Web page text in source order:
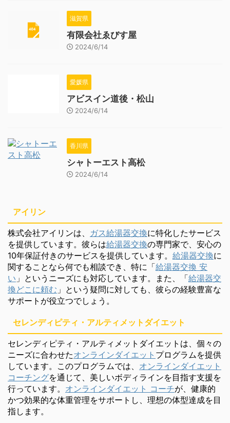
滋賀県
有限会社ゑびす屋
2024/6/14
愛媛県
アビスイン道後・松山
2024/6/14
香川県
シャトーエスト高松
2024/6/14
アイリン
株式会社アイリンは、 ガス給湯器交換に特化したサービス
を提供しています。彼らは給湯器交換の専門家で、安心の
10年保証付きのサービスを提供しています。 給湯器交換に
関することなら何でも相談でき、特に「給湯器交換 安
い 」というニーズにも対応しています。また、「給湯器交
換どこに頼む 」という疑問に対しても、彼らの経験豊富な
サポートが役立つでしょう。
セレンディピティ・アルティメットダイエット
セレンディピティ・アルティメットダイエットは、個々の
ニーズに合わせたオンラインダイエット プログラムを提供
しています。このプログラムでは、 オンラインダイエット
コーチングを通じて、美しいボディラインを目指す支援を
行っています。 オンラインダイエット コーチが、健康的
かつ効果的な体重管理をサポートし、理想の体型達成を目
指します。